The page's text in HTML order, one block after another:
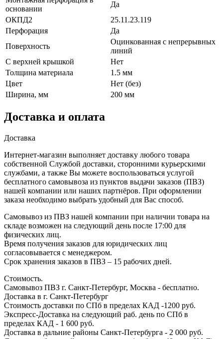
основании
Да
ОКПД2
25.11.23.119
Перфорация
Да
Поверхность
Оцинкованная с непрерывных
линий
С верхней крышкой
Нет
Толщина материала
1.5 мм
Цвет
Нет (без)
Ширина, мм
200 мм
Доставка и оплата
Доставка
Интернет-магазин выполняет доставку любого товара
собственной Службой доставки, сторонними курьерскими
службами, а также Вы можете воспользоваться услугой
бесплатного самовывоза из пунктов выдачи заказов (ПВЗ)
нашей компании или наших партнёров. При оформлении
заказа необходимо выбрать удобный для Вас способ.
Самовывоз из ПВЗ нашей компании при наличии товара на
складе возможен на следующий день после 17:00 для
физических лиц.
Время получения заказов для юридических лиц
согласовывается с менеджером.
Срок хранения заказов в ПВЗ – 15 рабочих дней.
Стоимость.
Самовывоз ПВЗ г. Санкт-Петербург, Москва - бесплатно.
Доставка в г. Санкт-Петербург
Стоимость доставки по СПб в пределах КАД -1200 руб.
Экспресс-Доставка на следующий раб. день по СПб в
пределах КАД - 1 600 руб.
Доставка в дальние районы Санкт-Петербурга - 2 000 руб.